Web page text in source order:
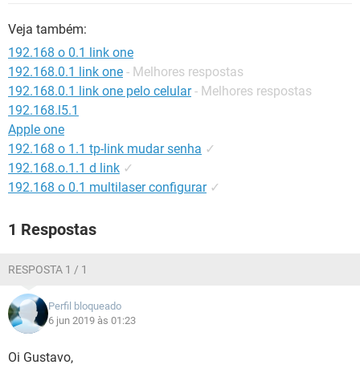
Veja também:
192.168 o 0.1 link one
192.168.0.1 link one - Melhores respostas
192.168.0.1 link one pelo celular - Melhores respostas
192.168.l5.1
Apple one
192.168 o 1.1 tp-link mudar senha ✓
192.168.o.1.1 d link ✓
192.168 o 0.1 multilaser configurar ✓
1 Respostas
RESPOSTA 1 / 1
Perfil bloqueado
6 jun 2019 às 01:23
Oi Gustavo,